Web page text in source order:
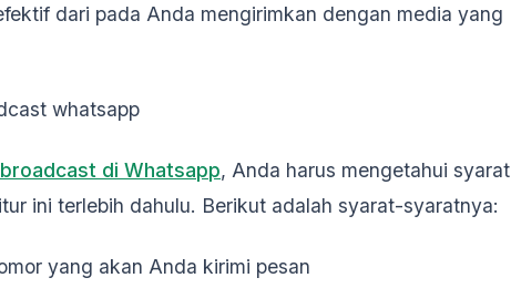
dari pada Anda mengirimkan dengan media yang
whatsapp
di Whatsapp, Anda harus mengetahui syarat
ini terlebih dahulu. Berikut adalah syarat-syaratnya:
yang akan Anda kirimi pesan